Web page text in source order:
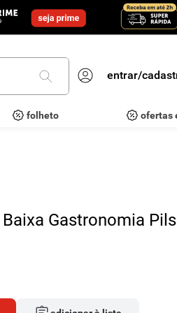
entrar/
folheto ofertas
Gastronomia